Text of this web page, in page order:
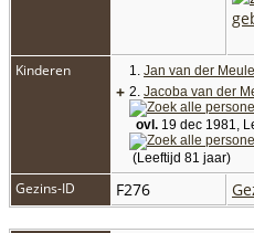
Kinderen 1. Jan van der
+ 2. Jacoba van der
ovl. 19 dec 1981,
(Leeftijd 81 jaar)
Gezins-ID F276